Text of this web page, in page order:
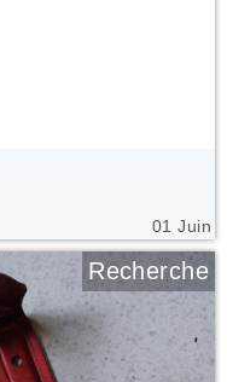
01 Juin
Recherche